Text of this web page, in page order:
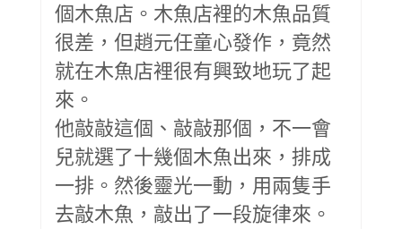
個木魚店。木魚店裡的木魚品質
很差，但趙元任童心發作，竟然
就在木魚店裡很有興致地玩了起
來。
他敲敲這個、敲敲那個，不一會
兒就選了十幾個木魚出來，排成
一排。然後靈光一動，用兩隻手
去敲木魚，敲出了一段旋律來。